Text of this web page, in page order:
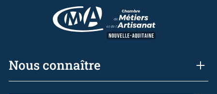
Nous connaître